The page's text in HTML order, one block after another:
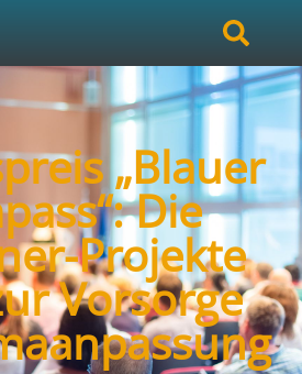
„Blauer
Die
Projekte
Vorsorge